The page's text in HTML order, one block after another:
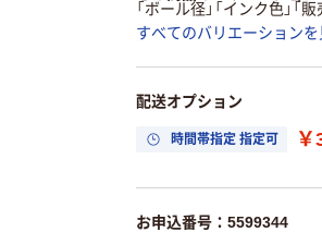
「ボール径」「インク色」「
すべてのバリエーションを
配送オプション
時間帯指定 指定可 ￥
お申込番号：5599344